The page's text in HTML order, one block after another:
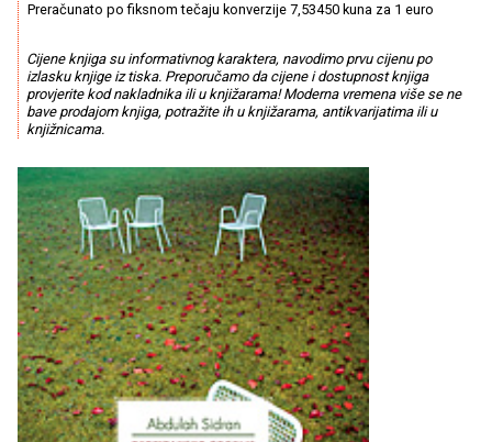
Preračunato po fiksnom tečaju konverzije 7,53450 kuna za 1 euro
Cijene knjiga su informativnog karaktera, navodimo prvu cijenu po
izlasku knjige iz tiska. Preporučamo da cijene i dostupnost knjiga
provjerite kod nakladnika ili u knjižarama! Moderna vremena više se ne
bave prodajom knjiga, potražite ih u knjižarama, antikvarijatima ili u
knjižnicama.